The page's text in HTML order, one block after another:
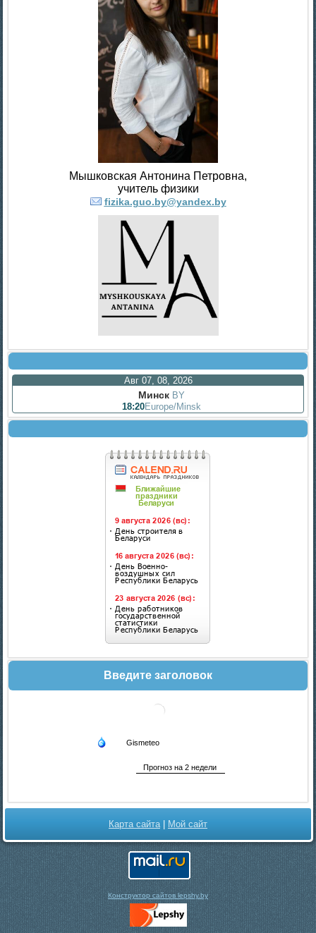
Мышковская Антонина Петровна,
учитель физики
fizika.guo.by@yandex.by
Авг 07, 08, 2026
Минск BY
18:20Europe/Minsk
Введите заголовок
Карта сайта Мой сайт
Конструктор сайтов lepshy.by